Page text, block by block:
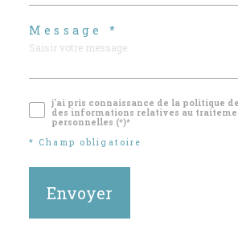
Message *
j'ai pris connaissance de la politique
des informations relatives au
personnelles (*)*
* Champ obligatoire
Envoyer